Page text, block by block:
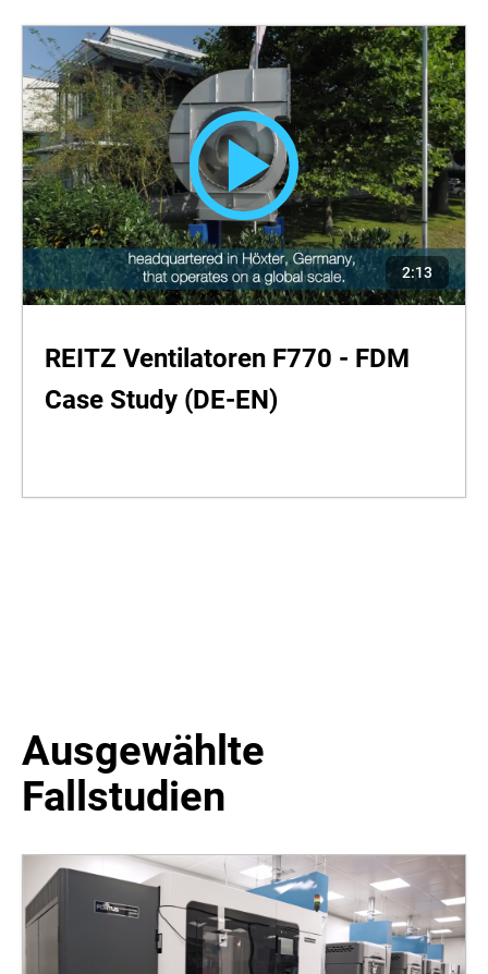
2:13
REITZ Ventilatoren F770 - FDM
Case Study (DE-EN)
Ausgewählte
Fallstudien